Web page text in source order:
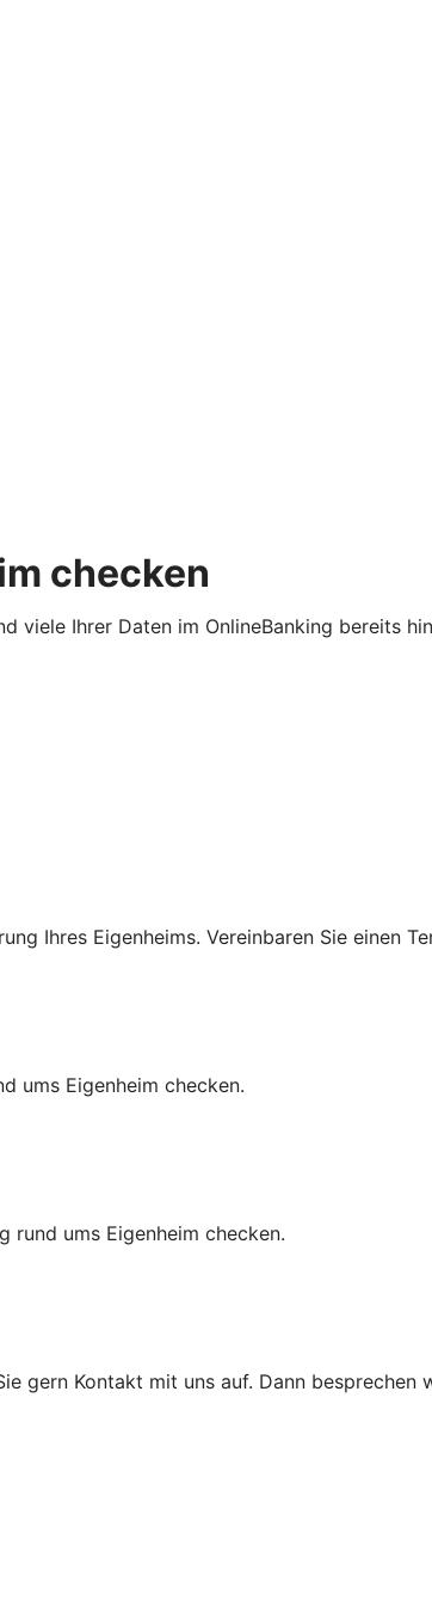
checken
viele Ihrer Daten im OnlineBanking bereits
Ihres Eigenheims. Vereinbaren Sie einen
ums Eigenheim checken.
rund ums Eigenheim checken.
gern Kontakt mit uns auf. Dann besprechen